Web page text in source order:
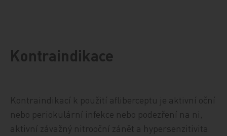
Kontraindikace
Kontraindikací k použití afliberceptu je aktivní oční
nebo periokulární infekce nebo podezření na ni,
aktivní závažný nitrooční zánět a hypersenzitivita